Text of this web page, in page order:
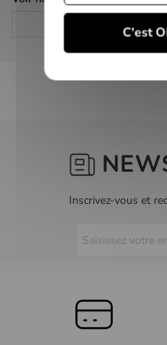
Consoles de salon
Inscrivez-vous et
C'est